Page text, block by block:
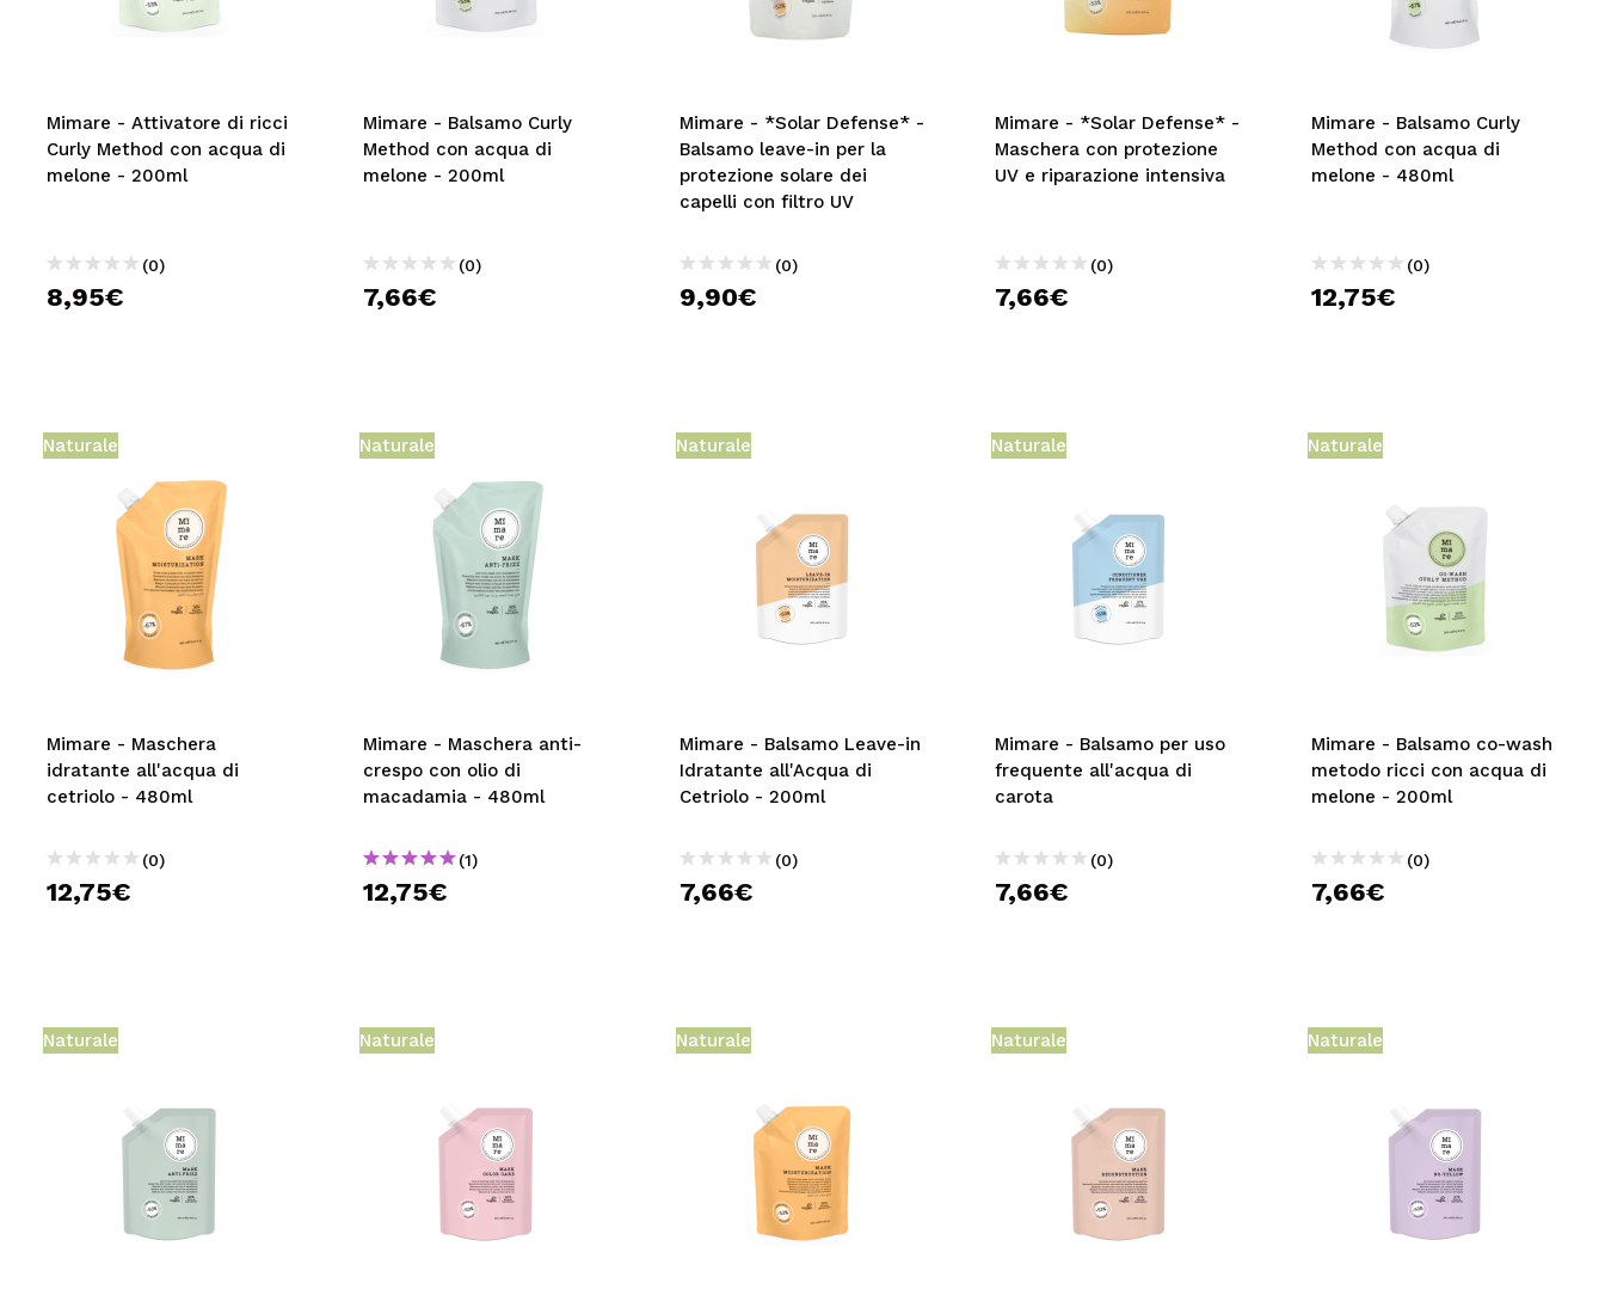
MAQUIFARMA
TRAVEL SIZE
NATURE
SPECIALE
OUTLET
BLOG
Mimare - Attivatore di ricci
Curly Method con acqua di
melone - 200ml
(0)
8,95€
Mimare - Balsamo Curly
Method con acqua di
melone - 200ml
(0)
7,66€
Mimare - *Solar Defense* -
Balsamo leave-in per la
protezione solare dei
capelli con filtro UV
(0)
9,90€
Mimare - *Solar Defense* -
Maschera con protezione
UV e riparazione intensiva
(0)
7,66€
Mimare - Balsamo Curly
Method con acqua di
melone - 480ml
(0)
12,75€
Naturale
Mimare - Maschera
idratante all'acqua di
cetriolo - 480ml
(0)
12,75€
Naturale
Mimare - Maschera anti-
crespo con olio di
macadamia - 480ml
(1)
12,75€
Naturale
Mimare - Balsamo Leave-in
Idratante all'Acqua di
Cetriolo - 200ml
(0)
7,66€
Naturale
Mimare - Balsamo per uso
frequente all'acqua di
carota
(0)
7,66€
Naturale
Mimare - Balsamo co-wash
metodo ricci con acqua di
melone - 200ml
(0)
7,66€
Naturale Naturale Naturale Naturale Naturale